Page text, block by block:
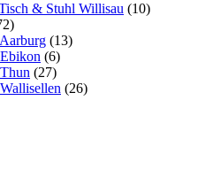
& Stuhl Willisau (10)
(13)
(6)
(27)
(26)